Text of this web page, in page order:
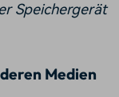
Speichergerät
Medien